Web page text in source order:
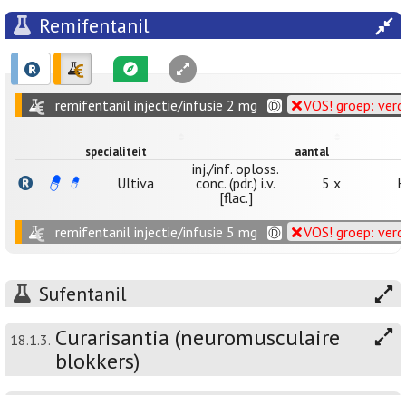
Remifentanil
remifentanil injectie/infusie 2 mg VOS! groep:
specialiteit aantal
Ultiva
inj./inf. oploss.
conc. (pdr.) i.v.
[flac.]
5 x
remifentanil injectie/infusie 5 mg VOS! groep:
Sufentanil
18.1.3. Curarisantia (neuromusculaire
blokkers)